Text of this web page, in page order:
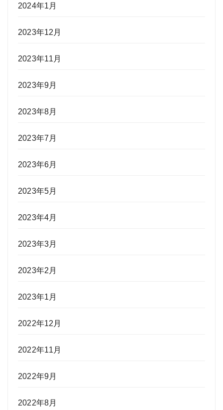
2024年1月
2023年12月
2023年11月
2023年9月
2023年8月
2023年7月
2023年6月
2023年5月
2023年4月
2023年3月
2023年2月
2023年1月
2022年12月
2022年11月
2022年9月
2022年8月